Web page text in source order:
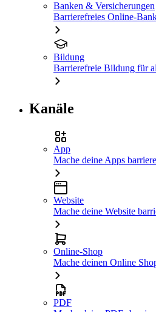
Banken & Versicherungen
Barrierefreies Online-
Bildung
Barrierefreie Bildung für
Kanäle
App
Mache deine Apps
Website
Mache deine Website
Online-Shop
Mache deinen Online
PDF